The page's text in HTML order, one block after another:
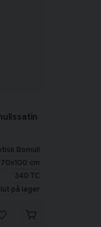
Bomull
70x100 cm
340 TC
på lager